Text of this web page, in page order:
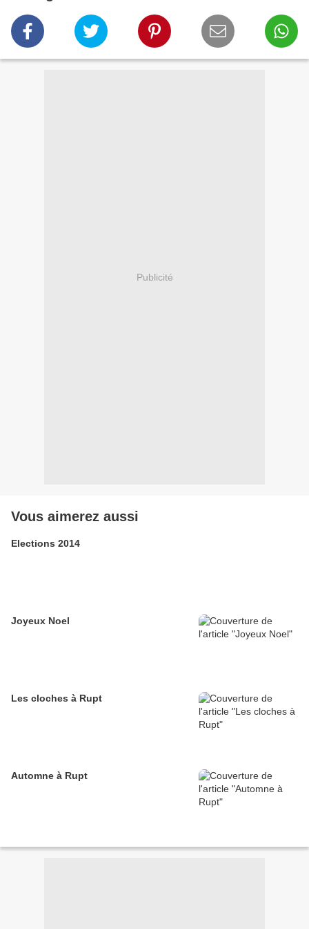
Publicité
Vous aimerez aussi
Elections 2014
Joyeux Noel
Les cloches à Rupt
Automne à Rupt